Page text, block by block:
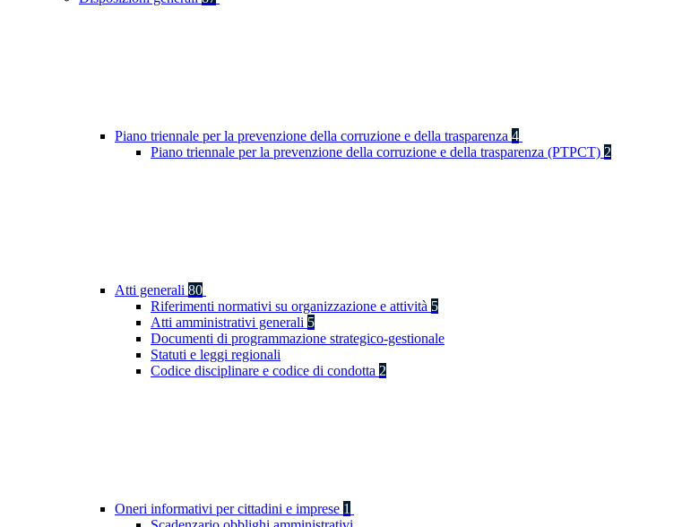
Piano triennale per la prevenzione della corruzione e della trasparenza 4
Piano triennale per la prevenzione della corruzione e della trasparenza (PTPCT) 2
Atti generali 80
Riferimenti normativi su organizzazione e attività 5
Atti amministrativi generali 5
Documenti di programmazione strategico-gestionale
Statuti e leggi regionali
Codice disciplinare e codice di condotta 2
Oneri informativi per cittadini e imprese 1